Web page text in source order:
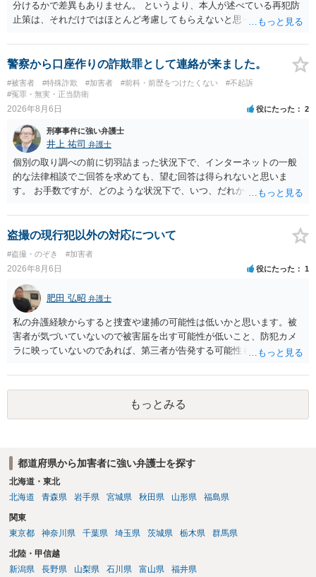
分けるかで差異もありません。 というより、本人が述べている再犯防
止策は、それだけではほとんど考慮してもらえないと思った方が良い
やカウンセリング・治療の内容 ・利用している再犯防止策（例えば保
護観察所と連携した職業支援の内容や具体的な就労・監督状況） ・監
督者の証言 など、証拠で担保された客観性と実現可能性があるもので
なければあまり意味がありません。 もともと執行猶予が狙える事案で
あれば本人の反省の言葉だけで十分であり、実刑となるか微妙な事案
いうのが実感です。
警察から口座作りの詐欺罪として連絡が来ました。
#被害者 #特殊詐欺 #加害者 #前科・前歴をつけたくない
#不起訴
#冤罪・無実・正当防衛
2026年8月6日 役にたった 2
刑事事件に強い弁護士
井上 祐司 弁護士
個別の取り調べの前に切羽詰まった状況下で、インターネットの一般
的な法律相談でご回答を求めても、望む回答は得られないと思いま
す。 お手数ですが、どのような状況下で、いつ、だれからどのような
の程度だと聞いているのかということについて、お近くで詳細な法律
相談を受けられたうえで対処方法を探された方がよいと思われます。
一般論でいえば、任意取り調べの場合、ＩＣレコーダーを持参して取
り調べ内容を録音することは必須だと考えます。
盗撮の現行犯以外の対応について
#盗撮・のぞき #加害者
2026年8月6日 役にたった 1
肥田 弘昭 弁護士
私の弁護経験からすると捜査や逮捕の可能性は低いかと思います。被
害者が気づいていないので被害届を出す可能性が低いこと、防犯カメ
ラに映っていないのであれば、第三者が告発する可能性も低いこと、
座る女性を盗撮(全体像写真1枚と5秒程度の動画)してしまいました。下
着や胸など強調したものではありません。」とありますが、少なくと
も捜査段階では性的姿態等撮影罪の被疑事実で逮捕勾留されるケース
が私の弁護経験では多くなった印象です（最終的には不起訴ないし各
もっとみる
都道府県から加害者に強い弁護士を探す
北海道・東北
北海道
青森県 岩手県 宮城県 秋田県 山形県 福島県
関東
東京都
神奈川県 千葉県 埼玉県 茨城県 栃木県 群馬県
北陸・甲信越
新潟県
長野県 山梨県 石川県 富山県 福井県